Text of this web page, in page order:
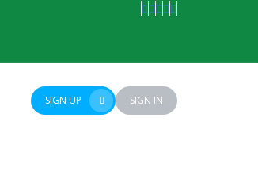
SIGN UP SIGN IN